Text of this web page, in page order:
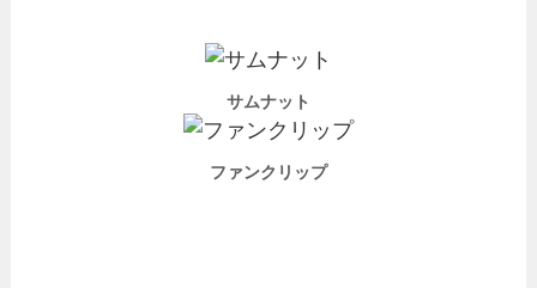
サムナット
ファンクリップ